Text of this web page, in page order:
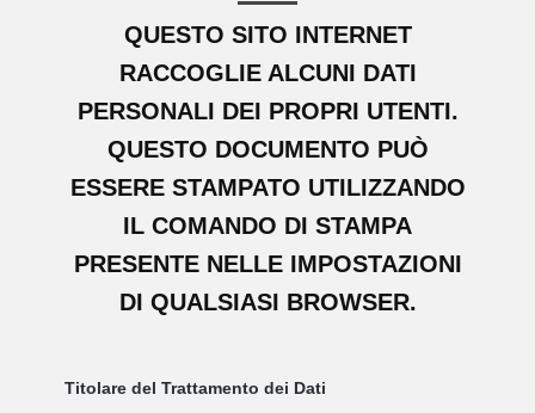
QUESTO SITO INTERNET
RACCOGLIE ALCUNI DATI
PERSONALI DEI PROPRI UTENTI.
QUESTO DOCUMENTO PUÒ
ESSERE STAMPATO UTILIZZANDO
IL COMANDO DI STAMPA
PRESENTE NELLE IMPOSTAZIONI
DI QUALSIASI BROWSER.
Titolare del Trattamento dei Dati